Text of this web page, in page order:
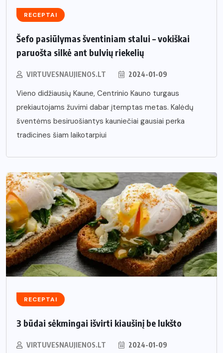
RECEPTAI
Šefo pasiūlymas šventiniam stalui – vokiškai
paruošta silkė ant bulvių riekelių
VIRTUVESNAUJIENOS.LT 2024-01-09
Vieno didžiausių Kaune, Centrinio Kauno turgaus
prekiautojams žuvimi dabar įtemptas metas. Kalėdų
šventėms besiruošiantys kauniečiai gausiai perka
tradicines šiam laikotarpiui
RECEPTAI
3 būdai sėkmingai išvirti kiaušinį be lukšto
VIRTUVESNAUJIENOS.LT 2024-01-09